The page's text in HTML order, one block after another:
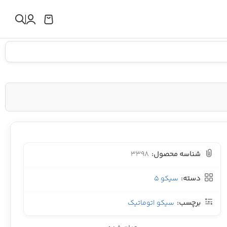
شناسه محصول: 3398
دسته: سیکو 5
برچسب: سیکو اتوماتیک